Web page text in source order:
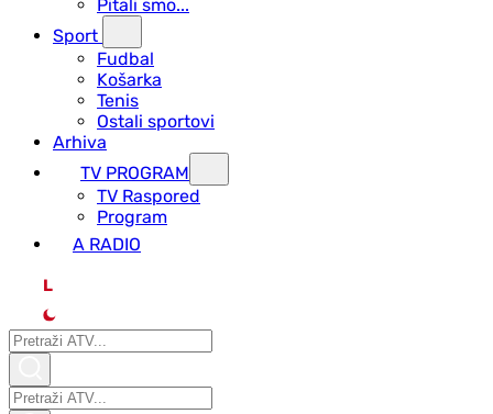
Pitali smo...
Sport
Fudbal
Košarka
Tenis
Ostali sportovi
Arhiva
TV PROGRAM
ТV Raspored
Program
A RADIO
L